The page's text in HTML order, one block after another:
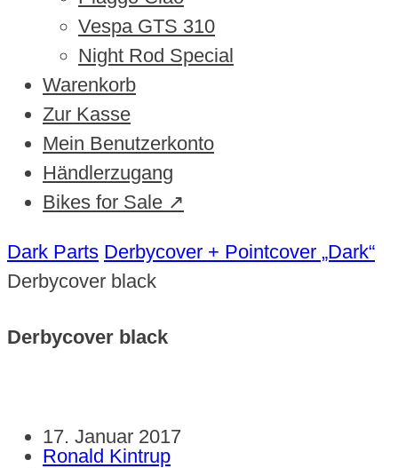
Vespa GTS 310
Night Rod Special
Warenkorb
Zur Kasse
Mein Benutzerkonto
Händlerzugang
Bikes for Sale ↗
Dark Parts Derbycover + Pointcover „Dark“
Derbycover black
Derbycover black
17. Januar 2017
Ronald Kintrup